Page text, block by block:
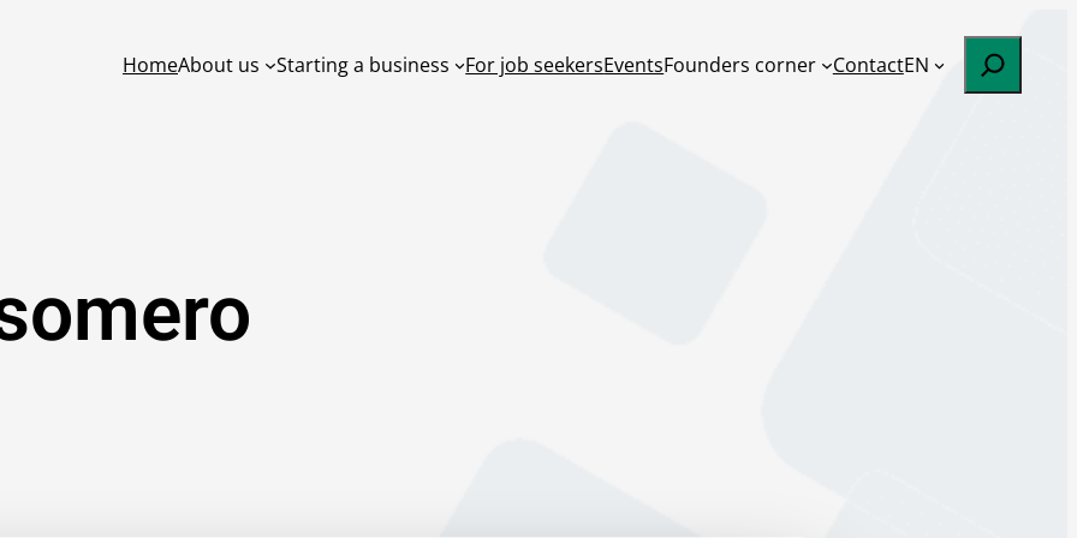
HomeAbout us Starting a business For job seekersEventsFounders corner ContactEN Etsi